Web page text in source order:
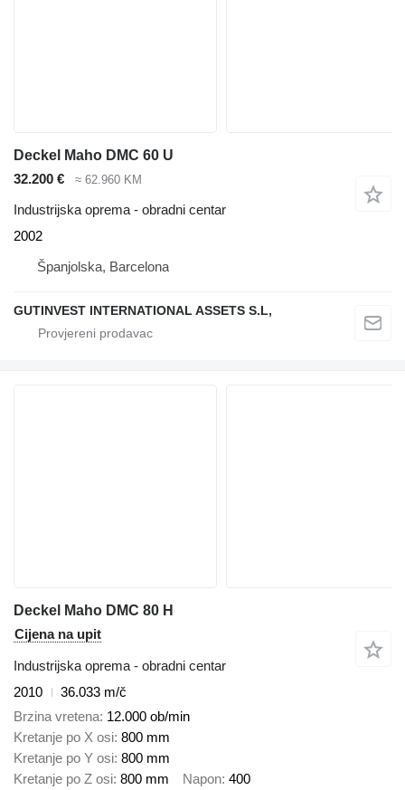
Deckel Maho DMC 60 U
32.200 €
≈ 62.960 KM
Industrijska oprema - obradni centar
2002
Španjolska, Barcelona
GUTINVEST INTERNATIONAL ASSETS S.L,
Deckel Maho DMC 80 H
Cijena na upit
Industrijska oprema - obradni centar
2010
36.033 m/č
Brzina vretena 12.000 ob/min
Kretanje po X osi 800 mm
Kretanje po Y osi 800 mm
Kretanje po Z osi 800 mm Napon 400